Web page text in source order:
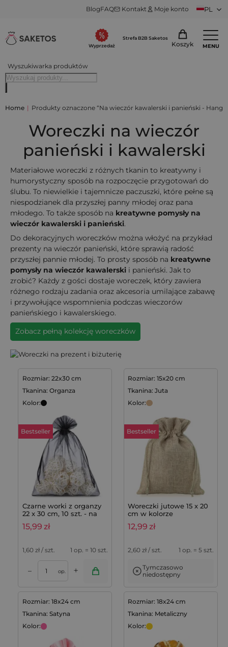
BlogFAQ Kontakt Moje konto PL
Wyszukiwarka produktów
Wyprzedaż
Strefa B2B Saketos
Koszyk MENU
Home | Produkty oznaczone “Na wieczór kawalerski i panieński -
Woreczki na wieczór
panieński i kawalerski
Materiałowe woreczki z różnych tkanin to kreatywny i
humorystyczny sposób na rozpoczęcie przygotowań do
ślubu. To niewielkie i tajemnicze paczuszki, które pełne są
niespodzianek dla przyszłej panny młodej oraz pana
młodego. To także sposób na kreatywne pomysły na
wieczór kawalerski i panieński.
Do dekoracyjnych woreczków można włożyć na przykład
prezenty na wieczór panieński, które sprawią radość
przyszłej pannie młodej. To prosty sposób na kreatywne
pomysły na wieczór kawalerski i panieński. Jak to
zrobić? Każdy z gości dostaje woreczek, który zawiera
różnego rodzaju zadania oraz akcesoria umilające zabawę
i przywołujące wspomnienia podczas wieczorów
panieńskiego i kawalerskiego.
Zobacz pełną kolekcję woreczków
Rozmiar: 22x30 cm
Tkanina: Organza
Kolor:
Bestseller
Czarne worki z organzy
22 x 30 cm, 10 szt. - na
prezenty i do ochrony
roślin
15,99 zł
1,60 zł / szt. 1 op. = 10 szt.
– op. +
Rozmiar: 15x20 cm
Tkanina: Juta
Kolor:
Bestseller
Woreczki jutowe 15 x 20
cm w kolorze
naturalnym (5 szt.)
12,99 zł
2,60 zł / szt. 1 op. = 5 szt.
Tymczasowo
niedostępny
Rozmiar: 18x24 cm
Tkanina: Satyna
Kolor:
Rozmiar: 18x24 cm
Tkanina: Metaliczny
Kolor: